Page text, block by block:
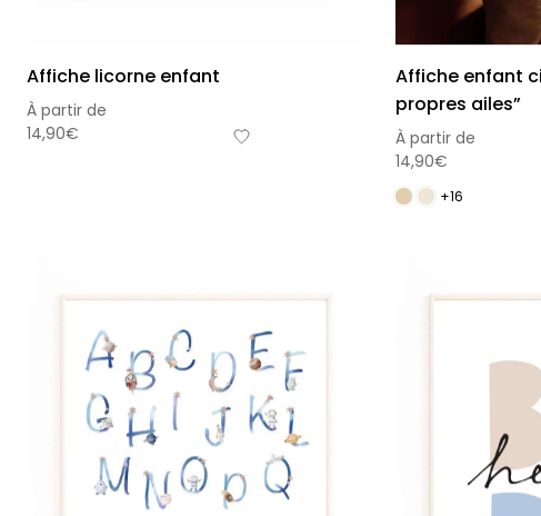
Affiche licorne enfant
À partir de
14,90€
Affiche enfant
propres ailes”
À partir de
14,90€
+16